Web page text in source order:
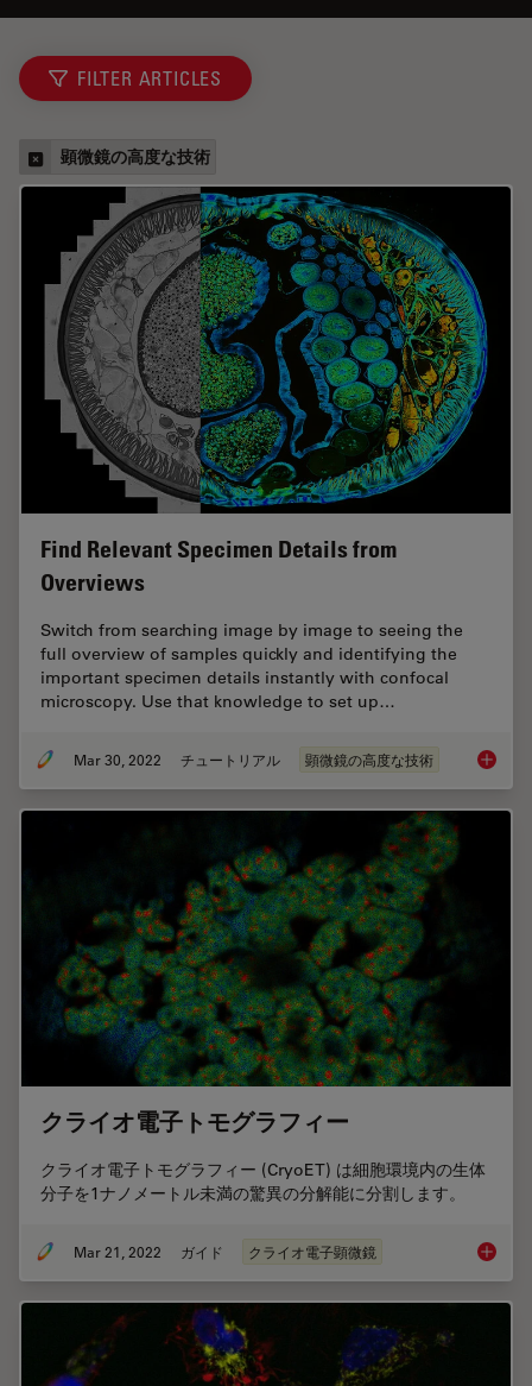
FILTER ARTICLES
顕微鏡の高度な技術
Find Relevant Specimen Details from
Overviews
Switch from searching image by image to seeing the
full overview of samples quickly and identifying the
important specimen details instantly with confocal
microscopy. Use that knowledge to set up…
Mar 30, 2022 チュートリアル 顕微鏡の高度な技術 Find
クライオ電子トモグラフィー
クライオ電子トモグラフィー (CryoET) は細胞環境内の生体
分子を1ナノメートル未満の驚異の分解能に分割します。
Mar 21, 2022 ガイド クライオ電子顕微鏡 クライ